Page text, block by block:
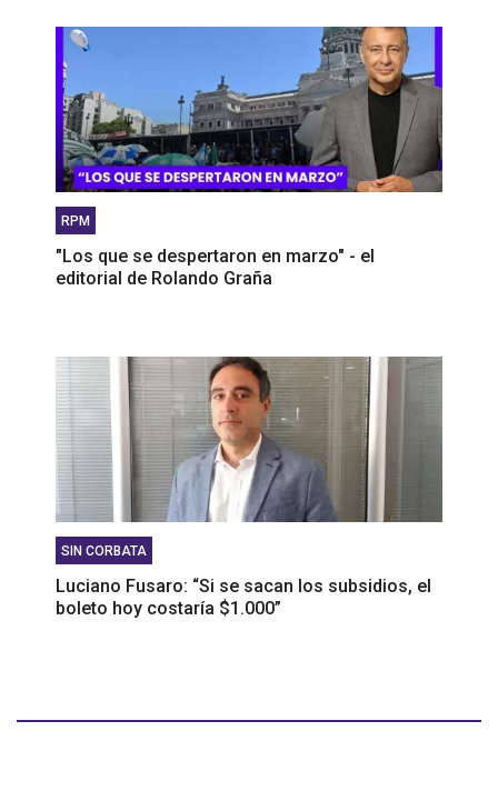
RPM
"Los que se despertaron en marzo" - el
editorial de Rolando Graña
SIN CORBATA
Luciano Fusaro: “Si se sacan los subsidios, el
boleto hoy costaría $1.000”